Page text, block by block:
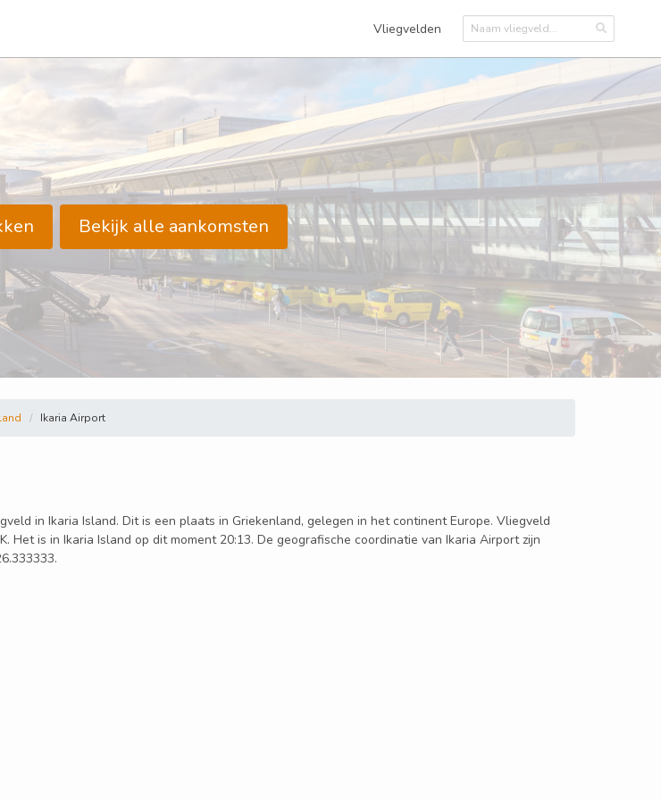
Vliegvelden
Bekijk alle aankomsten
Ikaria Airport
in Ikaria Island. Dit is een plaats in Griekenland, gelegen in het continent Europe. Vliegveld
Het is in Ikaria Island op dit moment 20:13. De geografische coordinatie van Ikaria Airport zijn